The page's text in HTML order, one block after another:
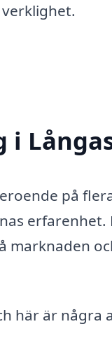
på
marknaden
här är några